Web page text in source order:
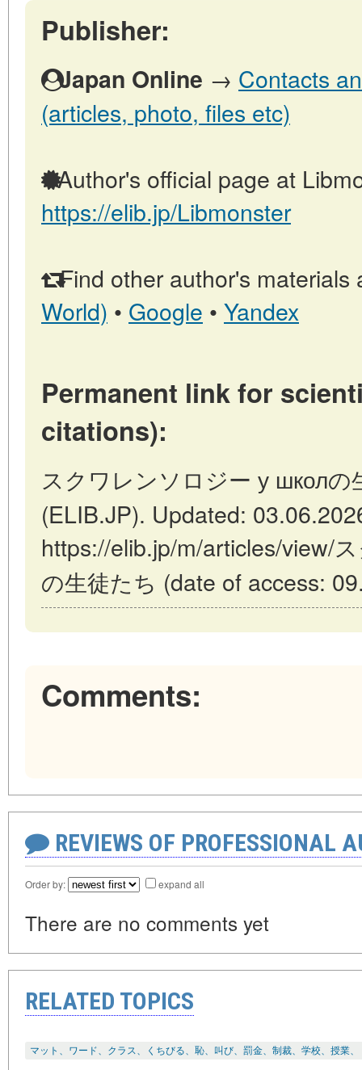
Publisher:
Japan Online → Contacts
(articles, photo, files etc)
Author's official page at
https://elib.jp/Libmonster
Find other author's materials
World) • Google • Yandex
Permanent link for
citations):
スクワレンソロジー у школの
(ELIB.JP). Updated:
https://elib.jp/m/articles/view/
の生徒たち (date of access:
Comments:
REVIEWS OF PROFESSIONAL
Order by: expand all
There are no comments yet
RELATED TOPICS
マット、ワード、クラス、くちびる、恥、叫び、罰金、制裁、学校、授業